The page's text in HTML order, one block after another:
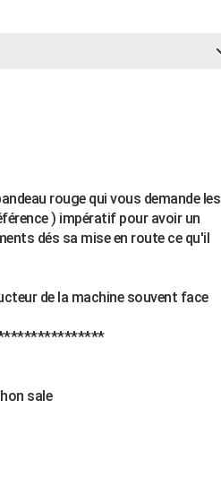
rouge qui vous demande les
) impératif pour avoir un
dés sa mise en route ce qu'il
de la machine souvent face
sale